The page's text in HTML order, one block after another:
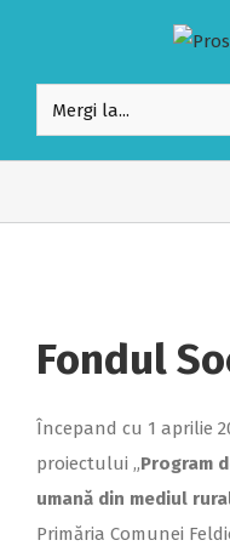
Mergi la...
Fondul
Începand cu 1 aprilie
proiectului „Program
umană din mediul
Primăria Comunei